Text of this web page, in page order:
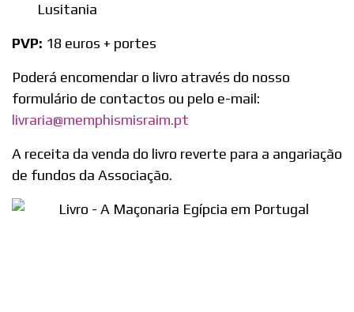
Lusitania
PVP: 18 euros + portes
Poderá encomendar o livro através do nosso
formulário de contactos ou pelo e-mail:
livraria@memphismisraim.pt
A receita da venda do livro reverte para a angariação
de fundos da Associação.